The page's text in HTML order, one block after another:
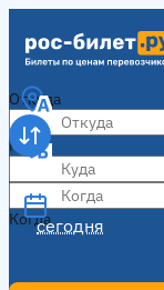
Откуда
Куда
Когда
сегодня
Когда